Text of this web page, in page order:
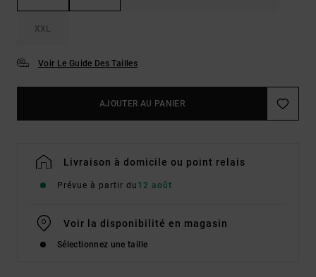
XXL
Voir Le Guide Des Tailles
AJOUTER AU PANIER
Livraison à domicile ou point relais
Prévue à partir du 12 août
Voir la disponibilité en magasin
Sélectionnez une taille